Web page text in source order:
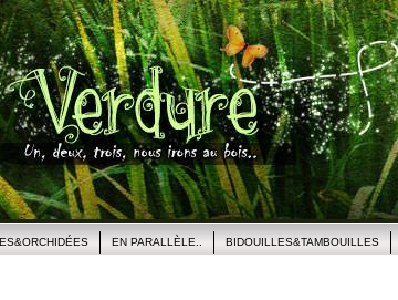
EN PARALLÈLE.. BIDOUILLES&TAMBOUILLES